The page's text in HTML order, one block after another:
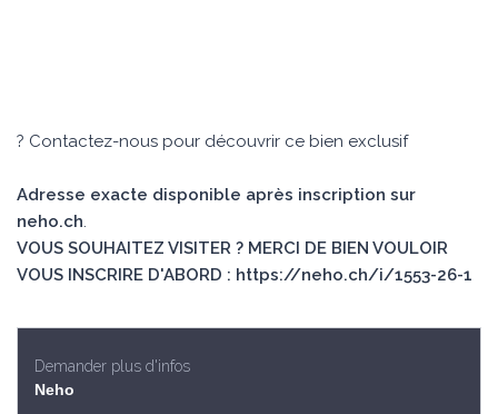
? Contactez-nous pour découvrir ce bien exclusif
Adresse exacte disponible après inscription sur
neho.ch.
VOUS SOUHAITEZ VISITER ? MERCI DE BIEN VOULOIR
VOUS INSCRIRE D'ABORD : https://neho.ch/i/1553-26-1
Demander plus d'infos
Neho